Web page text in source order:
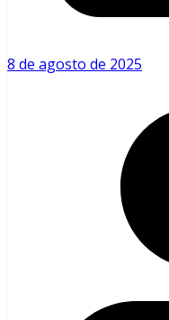
8 de agosto de 2025